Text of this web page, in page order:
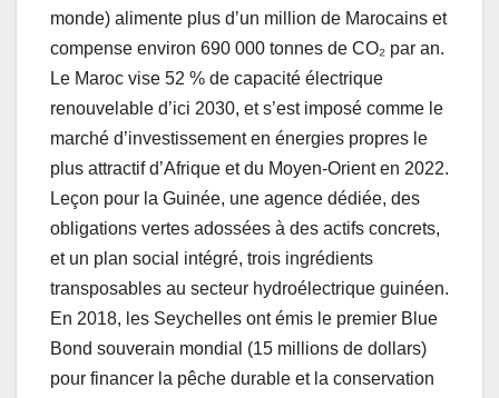
monde) alimente plus d’un million de Marocains et
compense environ 690 000 tonnes de CO₂ par an.
Le Maroc vise 52 % de capacité électrique
renouvelable d’ici 2030, et s’est imposé comme le
marché d’investissement en énergies propres le
plus attractif d’Afrique et du Moyen-Orient en 2022.
Leçon pour la Guinée, une agence dédiée, des
obligations vertes adossées à des actifs concrets,
et un plan social intégré, trois ingrédients
transposables au secteur hydroélectrique guinéen.
En 2018, les Seychelles ont émis le premier Blue
Bond souverain mondial (15 millions de dollars)
pour financer la pêche durable et la conservation